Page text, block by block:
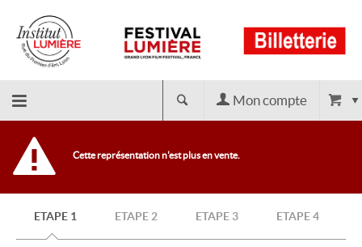
Retour
l'accueil
Mon compte
Cette représentation n'est plus en vente.
ETAPE 1 ETAPE 2 ETAPE 3 ETAPE 4